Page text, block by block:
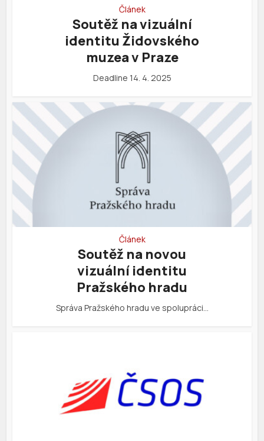
Článek
Soutěž na vizuální
identitu Židovského
muzea v Praze
Deadline 14. 4. 2025
Článek
Soutěž na novou
vizuální identitu
Pražského hradu
Správa Pražského hradu ve spolupráci…